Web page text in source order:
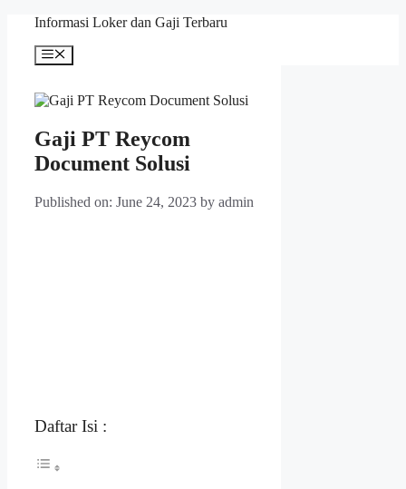
content
Informasi Loker dan Gaji Terbaru
Menu
Gaji PT Reycom
Document Solusi
Published on: June 24, 2023 by admin
Daftar Isi :